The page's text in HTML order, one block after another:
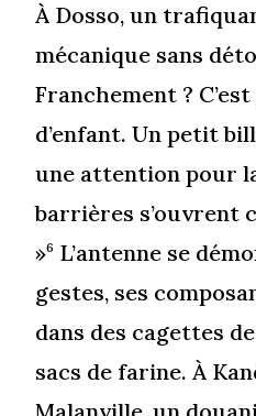
À Dosso, un
mécanique sans
Franchement ?
d’enfant. Un petit
une attention pour
barrières s’ouvrent
»6 L’antenne se
gestes, ses
dans des cagettes
sacs de farine. À